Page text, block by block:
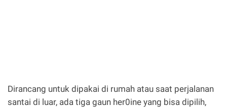
Dirancang untuk dipakai di rumah atau saat perjalanan
santai di luar, ada tiga gaun her0ine yang bisa dipilih,